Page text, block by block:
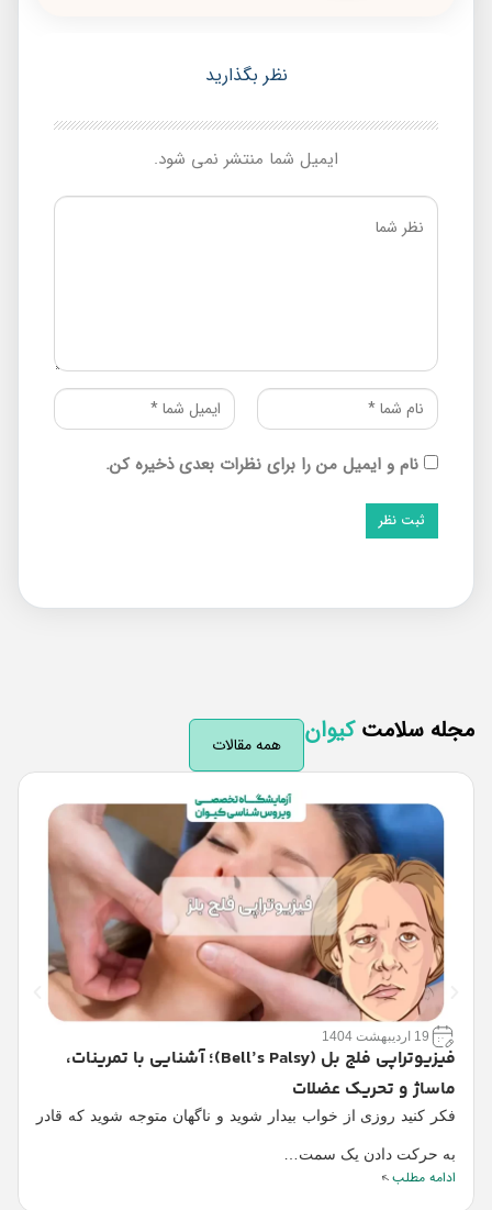
نظر بگذارید
ایمیل شما منتشر نمی شود.
نام و ایمیل من را برای نظرات بعدی ذخیره کن.
سلامتکیوان همه مقالات
19 اردیبهشت 1404
فیزیوتراپی فلج بل (Bell’s Palsy)؛ آشنایی با تمرینات،
ماساژ و تحریک عضلات
فکر کنید روزی از خواب بیدار شوید و ناگهان متوجه شوید که قادر
به حرکت دادن یک سمت…
ادامه مطلب